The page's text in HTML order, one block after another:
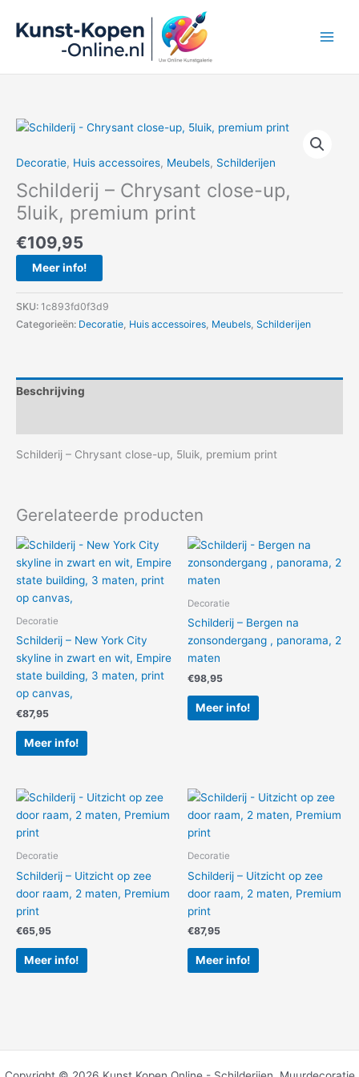
naar
Decoratie, Huis accessoires, Meubels, Schilderijen
Schilderij – Chrysant close-up,
5luik, premium print
€109,95
Meer info!
SKU: 1c893fd0f3d9
Categorieën: Decoratie Huis accessoires Meubels Schilderijen
Beschrijving
Schilderij – Chrysant close-up, 5luik, premium print
Gerelateerde producten
Decoratie
Schilderij – New York City
skyline in zwart en wit, Empire
state building, 3 maten, print
op canvas,
€87,95
Meer info!
Decoratie
Schilderij – Bergen na
zonsondergang , panorama, 2
maten
€98,95
Meer info!
Decoratie
Schilderij – Uitzicht op zee
door raam, 2 maten, Premium
print
€65,95
Meer info!
Decoratie
Schilderij – Uitzicht op zee
door raam, 2 maten, Premium
print
€87,95
Meer info!